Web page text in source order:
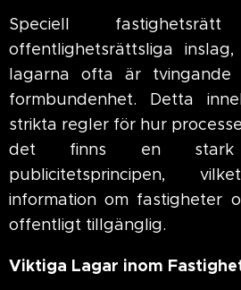
Speciell
offentlighetsrättsliga
lagarna ofta är
formbundenhet. Detta
strikta regler för hur
det finns en stark
publicitetsprincipen,
information om fastigheter
offentligt tillgänglig.
Viktiga Lagar inom